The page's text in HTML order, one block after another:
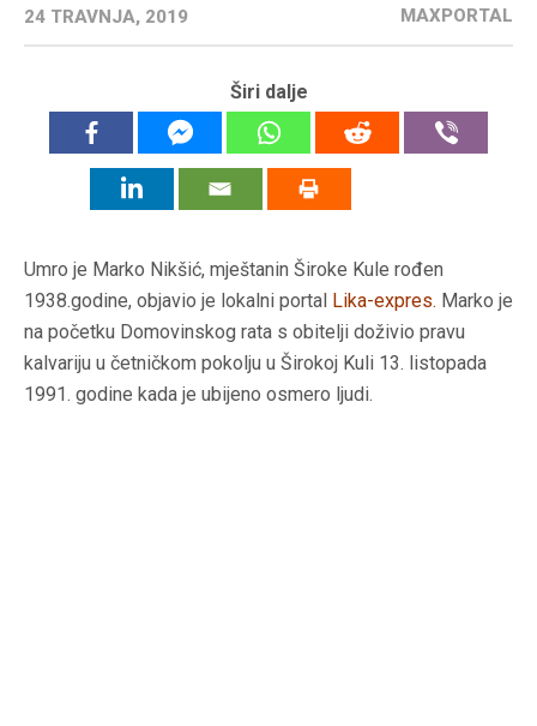
24 TRAVNJA, 2019 MAXPORTAL
Širi dalje
Umro je Marko Nikšić, mještanin Široke Kule rođen
1938.godine, objavio je lokalni portal Lika-expres. Marko je
na početku Domovinskog rata s obitelji doživio pravu
kalvariju u četničkom pokolju u Širokoj Kuli 13. listopada
1991. godine kada je ubijeno osmero ljudi.